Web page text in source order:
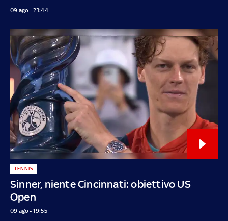
09 ago - 23:44
Sinner, niente Cincinnati: obiettivo US
Open
TENNIS
09 ago - 19:55